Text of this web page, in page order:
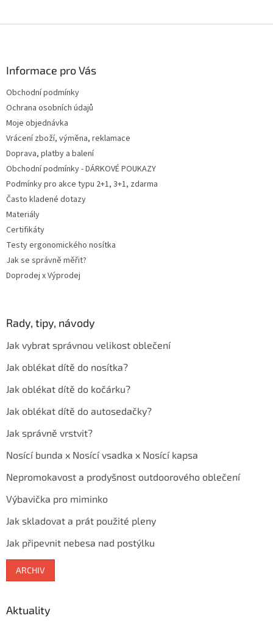
Informace pro Vás
Obchodní podmínky
Ochrana osobních údajů
Moje objednávka
Vrácení zboží, výměna, reklamace
Doprava, platby a balení
Obchodní podmínky - DÁRKOVÉ POUKAZY
Podmínky pro akce typu 2+1, 3+1, zdarma
Často kladené dotazy
Materiály
Certifikáty
Testy ergonomického nosítka
Jak se správně měřit?
Doprodej x Výprodej
Rady, tipy, návody
Jak vybrat správnou velikost oblečení
Jak oblékat dítě do nosítka?
Jak oblékat dítě do kočárku?
Jak oblékat dítě do autosedačky?
Jak správně vrstvit?
Nosící bunda x Nosící vsadka x Nosící kapsa
Nepromokavost a prodyšnost outdoorového oblečení
Výbavička pro miminko
Jak skladovat a prát použité pleny
Jak připevnit nebesa nad postýlku
ARCHIV
Aktuality